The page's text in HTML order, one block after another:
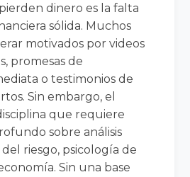
dinero es la falta
sólida. Muchos
motivados por videos
promesas de
o testimonios de
Sin embargo, el
que requiere
sobre análisis
riesgo, psicología de
Sin una base